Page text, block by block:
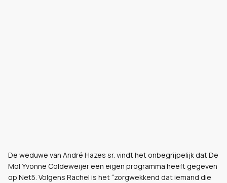
De weduwe van André Hazes sr. vindt het onbegrijpelijk dat De
Mol Yvonne Coldeweijer een eigen programma heeft gegeven
op Net5. Volgens Rachel is het “zorgwekkend dat iemand die